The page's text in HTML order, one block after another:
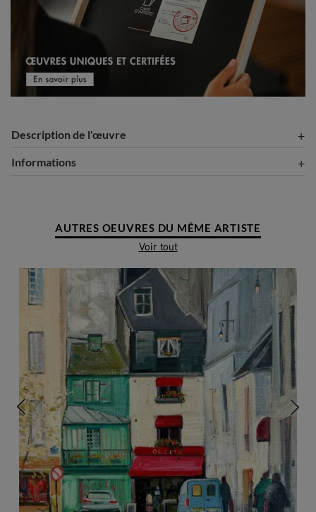
Description de l'œuvre
Informations
AUTRES OEUVRES DU MÊME ARTISTE
Voir tout